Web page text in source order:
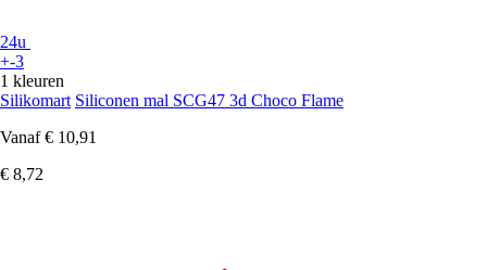
24u
+-3
1 kleuren
Silikomart Siliconen mal SCG47 3d Choco Flame
Vanaf € 10,91
€ 8,72